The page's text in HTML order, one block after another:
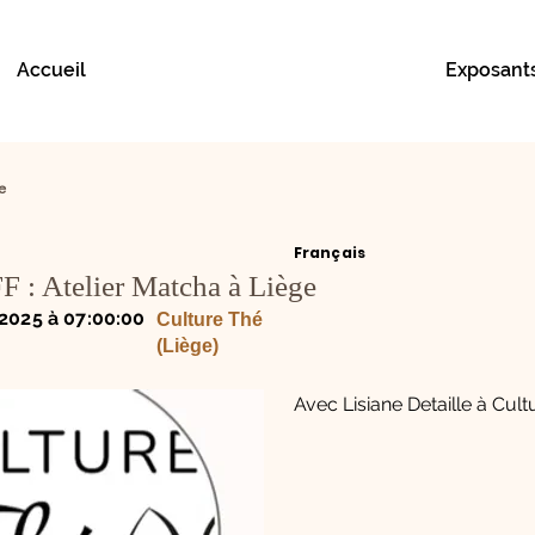
Accueil
Français
: Atelier Matcha à Liège
à 07:00:00
Culture Thé
(Liège)
Avec Lisiane Detaille à